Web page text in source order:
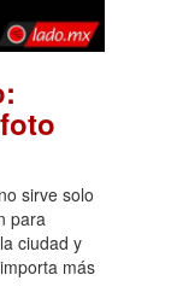
sirve solo
para
ciudad y
más